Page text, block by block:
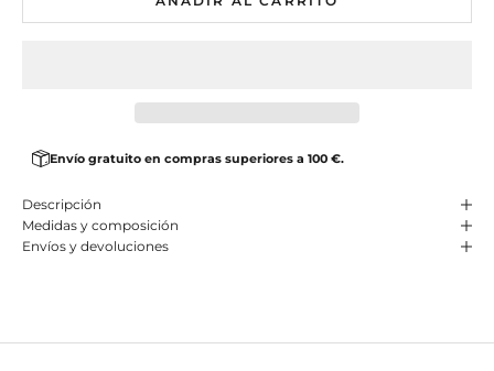
Envío gratuito en compras superiores a 100 €.
Descripción
Medidas y composición
Envíos y devoluciones